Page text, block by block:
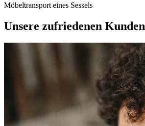
Möbeltransport eines Sessels
Unsere zufriedenen Kunden